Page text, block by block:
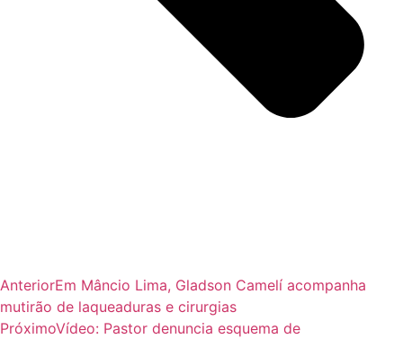
AnteriorEm Mâncio Lima, Gladson Camelí acompanha
mutirão de laqueaduras e cirurgias
PróximoVídeo: Pastor denuncia esquema de